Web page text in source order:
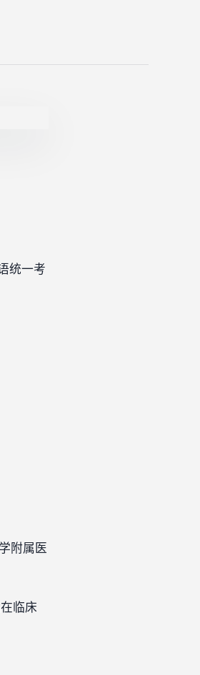
统一考
附属医
临床